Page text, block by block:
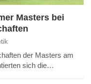
Masters bei
der Masters am
sich die…